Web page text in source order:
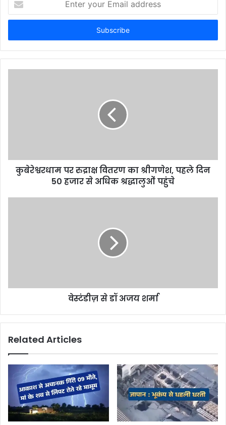
t
r
y
कुबेरेश्वरधाम पर रुद्राक्ष वितरण का श्रीगणेश, पहले दिन
50 हजार से अधिक श्रद्धालुओं पहुंचे
वेस्टंडीज़ से डॉ अजय शर्मा
Related Articles